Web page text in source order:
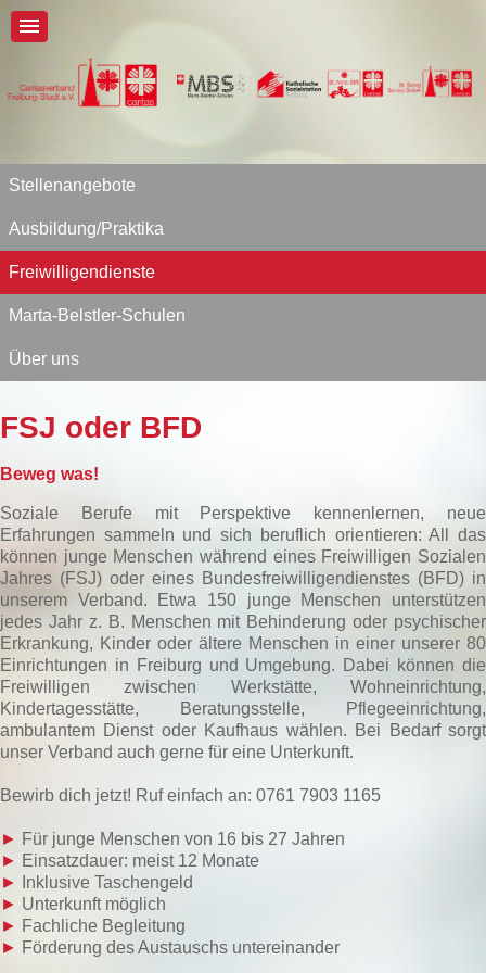
Stellenangebote
Ausbildung/Praktika
Freiwilligendienste
Marta-Belstler-Schulen
Über uns
FSJ oder BFD
Beweg was!
Soziale Berufe mit Perspektive kennenlernen, neue
Erfahrungen sammeln und sich beruflich orientieren: All das
können junge Menschen während eines Freiwilligen Sozialen
Jahres (FSJ) oder eines Bundesfreiwilligendienstes (BFD) in
unserem Verband. Etwa 150 junge Menschen unterstützen
jedes Jahr z. B. Menschen mit Behinderung oder psychischer
Erkrankung, Kinder oder ältere Menschen in einer unserer 80
Einrichtungen in Freiburg und Umgebung. Dabei können die
Freiwilligen zwischen Werkstätte, Wohneinrichtung,
Kindertagesstätte, Beratungsstelle, Pflegeeinrichtung,
ambulantem Dienst oder Kaufhaus wählen. Bei Bedarf sorgt
unser Verband auch gerne für eine Unterkunft.
Bewirb dich jetzt! Ruf einfach an: 0761 7903 1165
► Für junge Menschen von 16 bis 27 Jahren
► Einsatzdauer: meist 12 Monate
►
Inklusive Taschengeld
► Unterkunft möglich
► Fachliche Begleitung
► Förderung des Austauschs untereinander